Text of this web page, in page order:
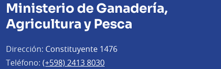
Ministerio de Ganadería,
Agricultura y Pesca
Dirección: Constituyente 1476
Teléfono: (+598) 2413 8030